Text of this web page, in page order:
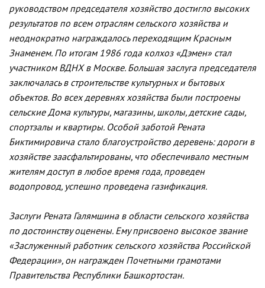
руководством председателя хозяйство достигло высоких
результатов по всем отраслям сельского хозяйства и
неоднократно награждалось переходящим Красным
Знаменем. По итогам 1986 года колхоз «Дэмен» стал
участником ВДНХ в Москве. Большая заслуга председателя
заключалась в строительстве культурных и бытовых
объектов. Во всех деревнях хозяйства были построены
сельские Дома культуры, магазины, школы, детские сады,
спортзалы и квартиры. Особой заботой Рената
Биктимировича стало благоустройство деревень: дороги в
хозяйстве заасфальтированы, что обеспечивало местным
жителям доступ в любое время года, проведен
водопровод, успешно проведена газификация.
Заслуги Рената Галямшина в области сельского хозяйства
по достоинству оценены. Ему присвоено высокое звание
«Заслуженный работник сельского хозяйства Российской
Федерации», он награжден Почетными грамотами
Правительства Республики Башкортостан.